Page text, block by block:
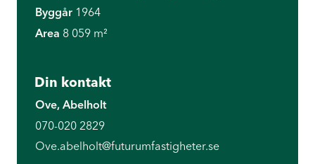
Byggår 1964
Area 8 059 m²
Din kontakt
Ove, Abelholt
070-020 2829
Ove.abelholt@futurumfastigheter.se